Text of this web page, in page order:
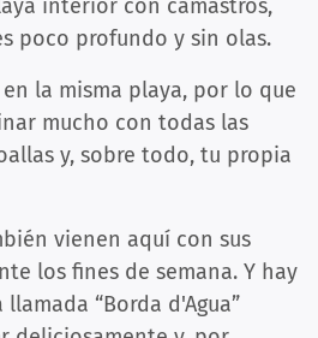
interior con camastros,
poco profundo y sin olas.
la misma playa, por lo que
mucho con todas las
y, sobre todo, tu propia
vienen aquí con sus
los fines de semana. Y hay
“Borda d'Agua”